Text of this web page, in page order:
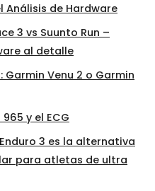
Análisis de Hardware
3 vs Suunto Run –
al detalle
Venu 2 o Garmin
y el ECG
3 es la alternativa
para atletas de ultra